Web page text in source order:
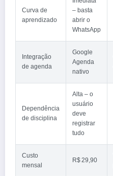
Curva de
aprendizado
– basta
abrir o
WhatsApp
Integração
de agenda
Google
Agenda
nativo
Dependência
de disciplina
Alta – o
usuário
deve
registrar
tudo
Custo
mensal
R$ 29,90